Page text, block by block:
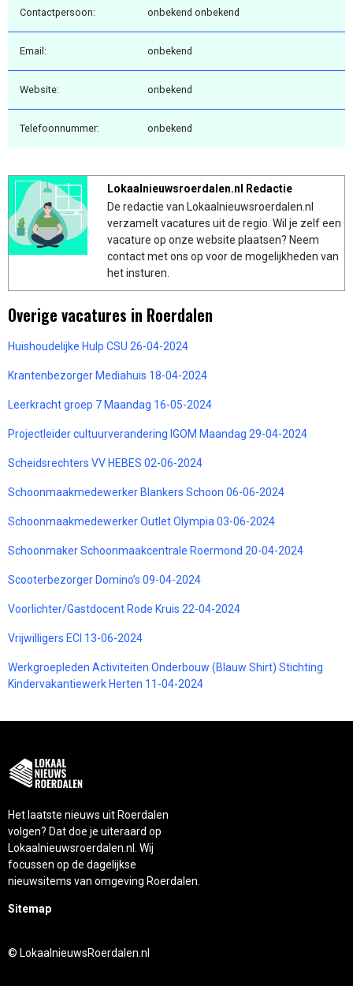
Contactpersoon: onbekend onbekend
Email: onbekend
Website: onbekend
Telefoonnummer: onbekend
Lokaalnieuwsroerdalen.nl Redactie
De redactie van Lokaalnieuwsroerdalen.nl
verzamelt vacatures uit de regio. Wil je zelf een
vacature op onze website plaatsen? Neem
contact met ons op voor de mogelijkheden van
het insturen.
Overige vacatures in Roerdalen
Huishoudelijke Hulp CSU 26-04-2024
Krantenbezorger Mediahuis 18-04-2024
Leerkracht groep 7 Maandag 16-05-2024
Projectleider cultuurverandering IGOM Maandag 29-04-2024
Scheidsrechters VV HEBES 02-06-2024
Schoonmaakmedewerker Blankers Schoon 06-06-2024
Schoonmaakmedewerker Outlet Olympia 03-06-2024
Schoonmaker Schoonmaakcentrale Roermond 20-04-2024
Scooterbezorger Domino’s 09-04-2024
Voorlichter/Gastdocent Rode Kruis 22-04-2024
Vrijwilligers ECI 13-06-2024
Werkgroepleden Activiteiten Onderbouw (Blauw Shirt) Stichting
Kindervakantiewerk Herten 11-04-2024
Het laatste nieuws uit Roerdalen
volgen? Dat doe je uiteraard op
Lokaalnieuwsroerdalen.nl. Wij
focussen op de dagelijkse
nieuwsitems van omgeving Roerdalen.
Sitemap
© LokaalnieuwsRoerdalen.nl